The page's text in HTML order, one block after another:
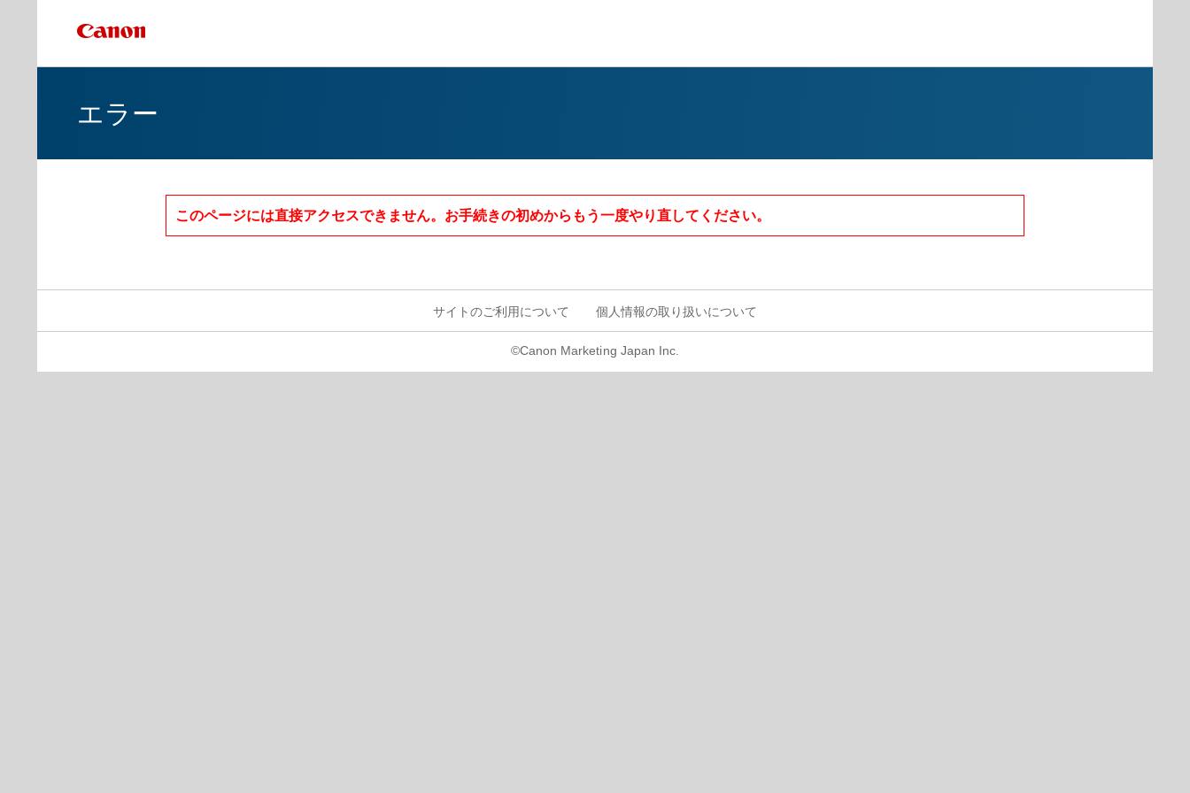
エラー
このページには直接アクセスできません。お手続きの初めからもう一度やり直してください。
サイトのご利用について 個人情報の取り扱いについて
©Canon Marketing Japan Inc.